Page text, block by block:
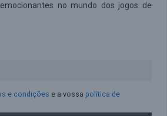
no mundo dos jogos de
e condições e a vossa politica de